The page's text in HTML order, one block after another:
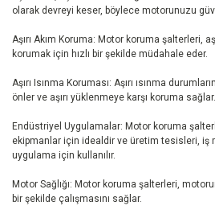
olarak devreyi keser, böylece motorunuzu
Aşırı Akım Koruma: Motor koruma şalterleri,
korumak için hızlı bir şekilde müdahale eder.
Aşırı Isınma Koruması: Aşırı ısınma
önler ve aşırı yüklenmeye karşı koruma sağlar.
Endüstriyel Uygulamalar: Motor koruma
ekipmanlar için idealdir ve üretim tesisleri, iş
uygulama için kullanılır.
Motor Sağlığı: Motor koruma şalterleri,
bir şekilde çalışmasını sağlar.